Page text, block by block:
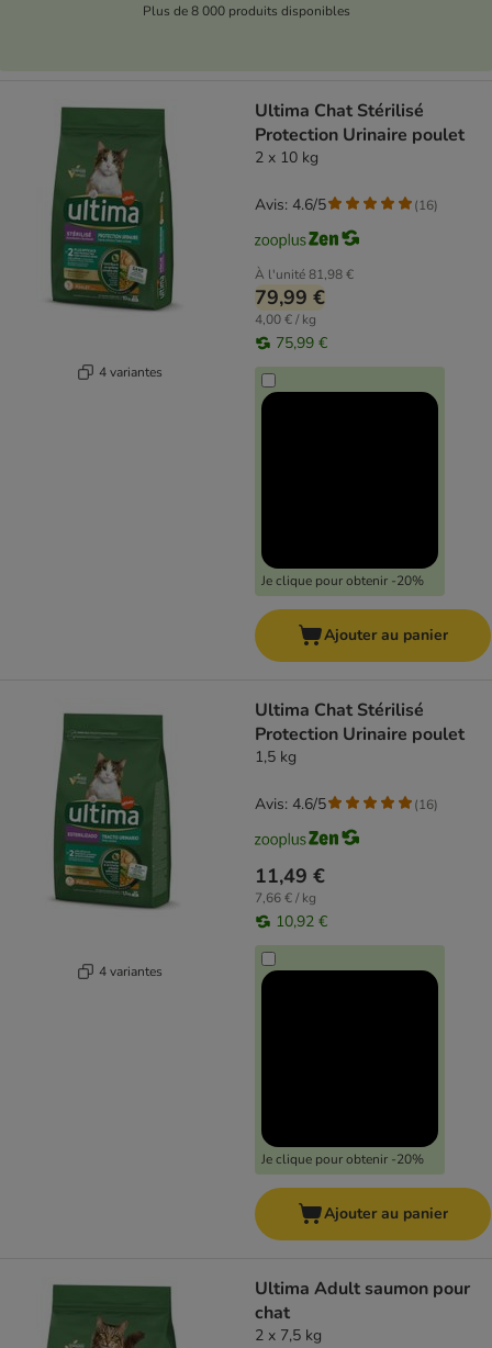
Plus de 8 000 produits disponibles
4 variantes
Ultima Chat Stérilisé
Protection Urinaire poulet
2 x 10 kg
À l'unité81,98 €
79,99 €
4,00 € / kg
75,99 €
Je clique pour obtenir -20%
Avis: 4.6/5 (16)
Ajouter au panier
4 variantes
Ultima Chat Stérilisé
Protection Urinaire poulet
1,5 kg
11,49 €
7,66 € / kg
10,92 €
Je clique pour obtenir -20%
Avis: 4.6/5 (16)
Ajouter au panier
Ultima Adult saumon pour
chat
2 x 7,5 kg